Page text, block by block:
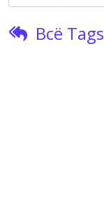
Всё Tags